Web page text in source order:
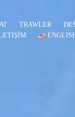
TRAWLER